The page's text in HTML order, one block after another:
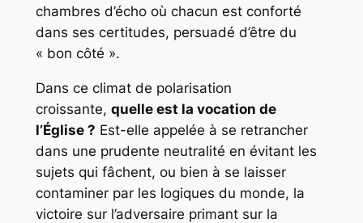
chambres d’écho où chacun est conforté
dans ses certitudes, persuadé d’être du
« bon côté ».
Dans ce climat de polarisation
croissante, quelle est la vocation de
l’Église ? Est-elle appelée à se retrancher
dans une prudente neutralité en évitant les
sujets qui fâchent, ou bien à se laisser
contaminer par les logiques du monde, la
victoire sur l’adversaire primant sur la